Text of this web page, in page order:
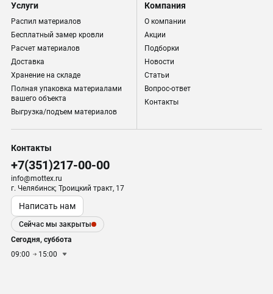
Услуги
Распил материалов
Бесплатный замер кровли
Расчет материалов
Доставка
Хранение на складе
Полная упаковка материалами
вашего объекта
Выгрузка/подъем материалов
Компания
О компании
Акции
Подборки
Новости
Статьи
Вопрос-ответ
Контакты
Контакты
+7(351)217-00-00
info@mottex.ru
г. Челябинск; Троицкий тракт, 17
Написать нам
Сейчас мы закрыты
Сегодня, суббота
09:00
15:00